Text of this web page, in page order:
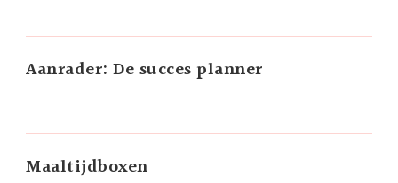
Aanrader: De succes planner
Maaltijdboxen